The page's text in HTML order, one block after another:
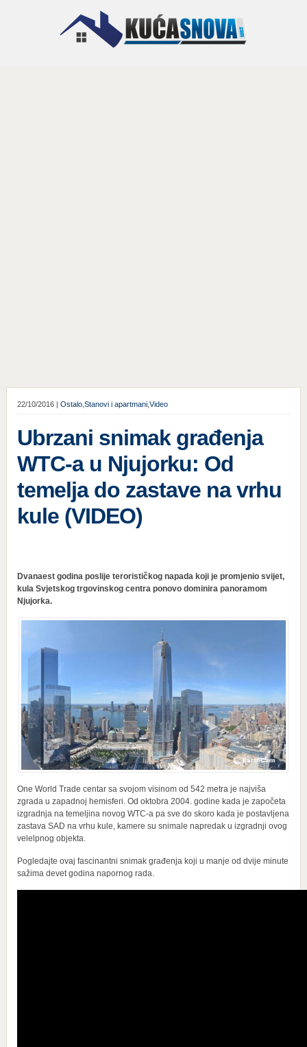
22/10/2016 | Ostalo, Stanovi i apartmani, Video
Ubrzani snimak građenja
WTC-a u Njujorku: Od
temelja do zastave na vrhu
kule (VIDEO)
Dvanaest godina poslije terorističkog napada koji je promjenio svijet,
kula Svjetskog trgovinskog centra ponovo dominira panoramom
Njujorka.
One World Trade centar sa svojom visinom od 542 metra je najviša
zgrada u zapadnoj hemisferi. Od oktobra 2004. godine kada je započeta
izgradnja na temeljina novog WTC-a pa sve do skoro kada je postavljena
zastava SAD na vrhu kule, kamere su snimale napredak u izgradnji ovog
velelpnog objekta.
Pogledajte ovaj fascinantni snimak građenja koji u manje od dvije minute
sažima devet godina napornog rada.